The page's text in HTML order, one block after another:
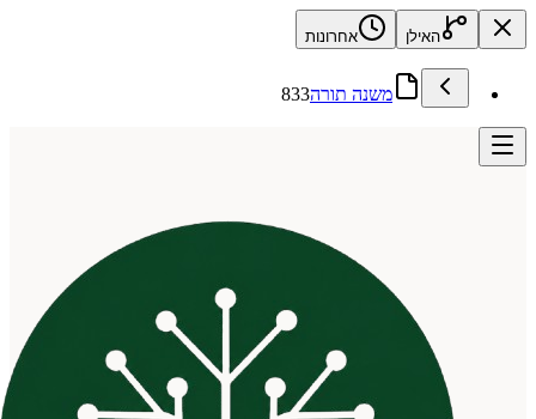
האילן אחרונות
משנה תורה833